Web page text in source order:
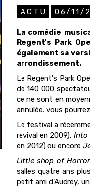
ACTU 06/11/
La comédie
Regent's Park
également sa
arrondissement.
Le Regent's Park
de 140 000
ce ne sont en
annulée, vous
Le festival a
revival en 2009), Into
en 2012) ou encore
Little shop of
salles quatre ans
petit ami d’Audrey,